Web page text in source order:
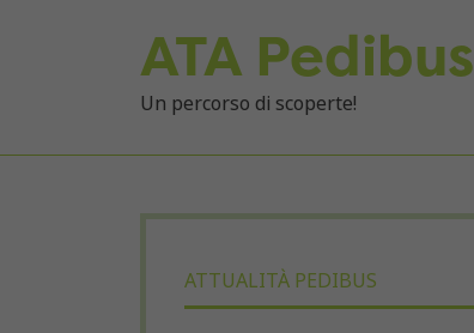
ATA Pedibus
Un percorso di scoperte!
ATTUALITÀ PEDIBUS